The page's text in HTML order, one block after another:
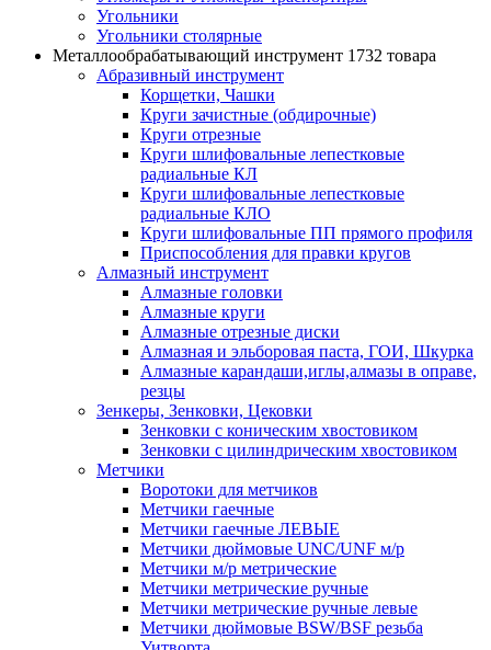
Угольники
Угольники столярные
Металлообрабатывающий инструмент 1732 товара
Абразивный инструмент
Корщетки, Чашки
Круги зачистные (обдирочные)
Круги отрезные
Круги шлифовальные лепестковые
радиальные КЛ
Круги шлифовальные лепестковые
радиальные КЛО
Круги шлифовальные ПП прямого профиля
Приспособления для правки кругов
Алмазный инструмент
Алмазные головки
Алмазные круги
Алмазные отрезные диски
Алмазная и эльборовая паста, ГОИ, Шкурка
Алмазные карандаши,иглы,алмазы в оправе,
резцы
Зенкеры, Зенковки, Цековки
Зенковки с коническим хвостовиком
Зенковки с цилиндрическим хвостовиком
Метчики
Воротоки для метчиков
Метчики гаечные
Метчики гаечные ЛЕВЫЕ
Метчики дюймовые UNC/UNF м/р
Метчики м/р метрические
Метчики метрические ручные
Метчики метрические ручные левые
Метчики дюймовые BSW/BSF резьба